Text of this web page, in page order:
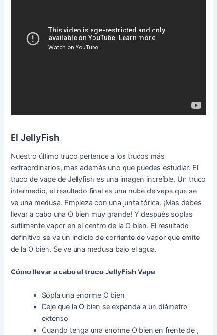
El JellyFish
Nuestro último truco pertence a los trucos más
extraordinarios, mas además uno que puedes estudiar. El
truco de vape de Jellyfish es una imagen increíble. Un truco
intermedio, el resultado final es una nube de vape que se
ve una medusa. Empieza con una junta tórica. ¡Mas debes
llevar a cabo una O bien muy grande! Y después soplas
sutilmente vapor en el centro de la O bien. El resultado
definitivo se ve un indicio de corriente de vapor que emite
de la O bien. Se ve una medusa bajo el agua.
Cómo llevar a cabo el truco JellyFish Vape
Sopla una enorme O bien
Deje que la O bien se expanda a un diámetro
extenso
Cuando tenga una enorme O bien en frente de ,